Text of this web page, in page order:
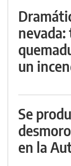
nevada:
un
Se
en la